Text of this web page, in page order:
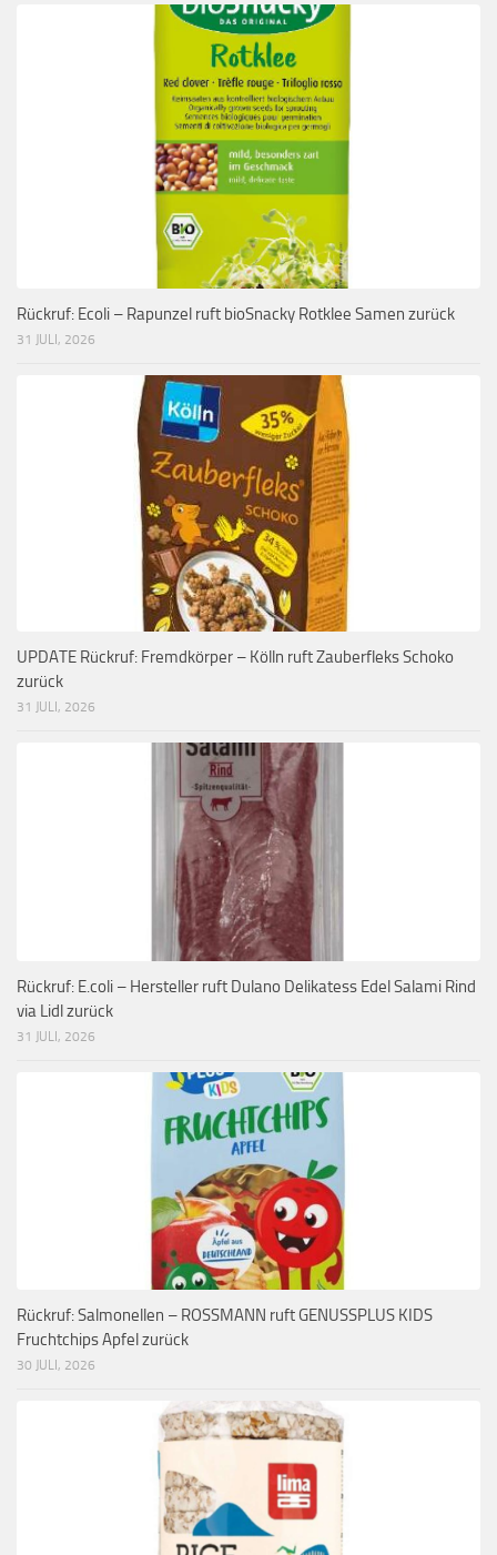
Rückruf: Ecoli – Rapunzel ruft bioSnacky Rotklee Samen zurück
31 JULI, 2026
UPDATE Rückruf: Fremdkörper – Kölln ruft Zauberfleks Schoko
zurück
31 JULI, 2026
Rückruf: E.coli – Hersteller ruft Dulano Delikatess Edel Salami Rind
via Lidl zurück
31 JULI, 2026
Rückruf: Salmonellen – ROSSMANN ruft GENUSSPLUS KIDS
Fruchtchips Apfel zurück
30 JULI, 2026